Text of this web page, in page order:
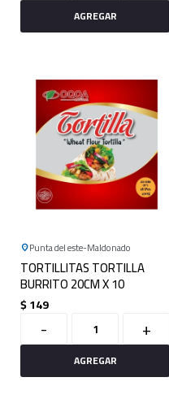
Punta del este Maldonado
TORTILLITAS TORTILLA
BURRITO 20CM X 10
$149
- +